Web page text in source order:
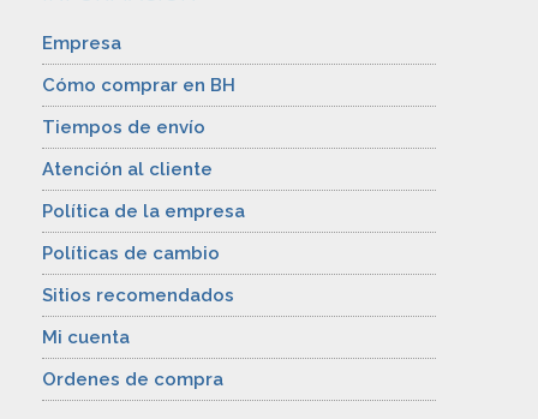
Empresa
Cómo comprar en BH
Tiempos de envío
Atención al cliente
Política de la empresa
Políticas de cambio
Sitios recomendados
Mi cuenta
Ordenes de compra